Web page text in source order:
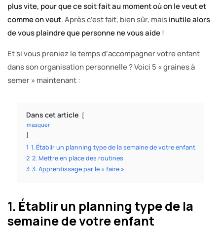
plus vite, pour que ce soit fait au moment où on le veut et
comme on veut. Après c’est fait, bien sûr, maisinutile alors
de vous plaindre que personne ne vous aide!
Et si vous preniez le temps d’accompagner votre enfant
dans son organisation personnelle ? Voici 5 « graines à
semer » maintenant :
Dans cet article
masquer
1 1. Établir un planning type de la semaine de votre enfant
2 2. Mettre en place des routines
3 3. Apprentissage par le « faire »
1. Établir un planning type de la
semaine de votre enfant